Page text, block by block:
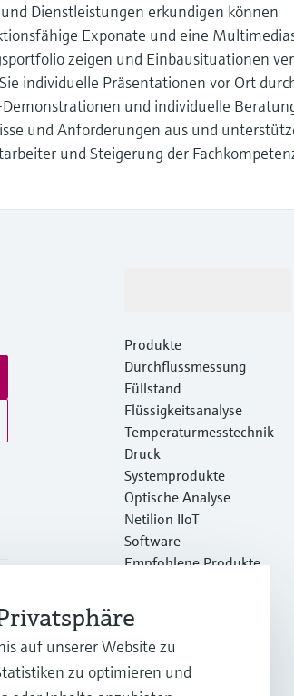
Dienstleistungen erkundigen können
Exponate und eine
zeigen und Einbausituationen
individuelle Präsentationen vor Ort
Demonstrationen und individuelle
und Anforderungen aus und
und Steigerung der
Produkte
Durchflussmessung
Füllstand
Flüssigkeitsanalyse
Temperaturmesstechnik
Druck
Systemprodukte
Optische Analyse
Netilion IIoT
Software
Empfohlene Produkte
auf unserer Website zu
zu optimieren und